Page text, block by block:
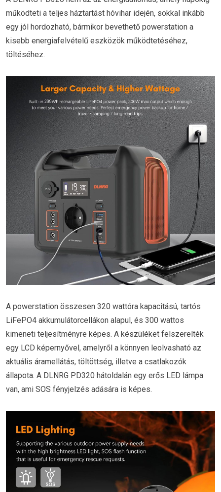
működteti a teljes háztartást hóvihar idején, sokkal inkább
egy jól hordozható, bármikor bevethető powerstation a
kisebb energiafelvételű eszközök működtetéséhez,
töltéséhez.
A powerstation összesen 320 wattóra kapacitású, tartós
LiFePO4 akkumulátorcellákon alapul, és 300 wattos
kimeneti teljesítményre képes. A készüléket felszerelték
egy LCD képernyővel, amelyről a könnyen leolvasható az
aktuális áramellátás, töltöttség, illetve a csatlakozók
állapota. A DLNRG PD320 hátoldalán egy erős LED lámpa
van, ami SOS fényjelzés adására is képes.